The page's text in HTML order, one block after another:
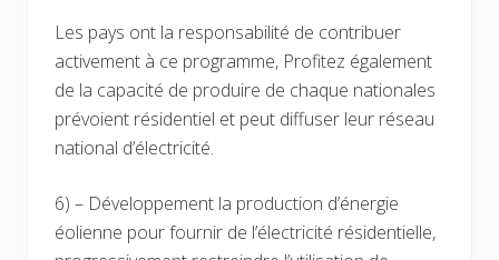
Les pays ont la responsabilité de contribuer
activement à ce programme, Profitez également
de la capacité de produire de chaque nationales
prévoient résidentiel et peut diffuser leur réseau
national d’électricité.
6) – Développement la production d’énergie
éolienne pour fournir de l’électricité résidentielle,